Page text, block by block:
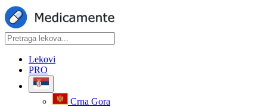
Lekovi
PRO
Crna Gora